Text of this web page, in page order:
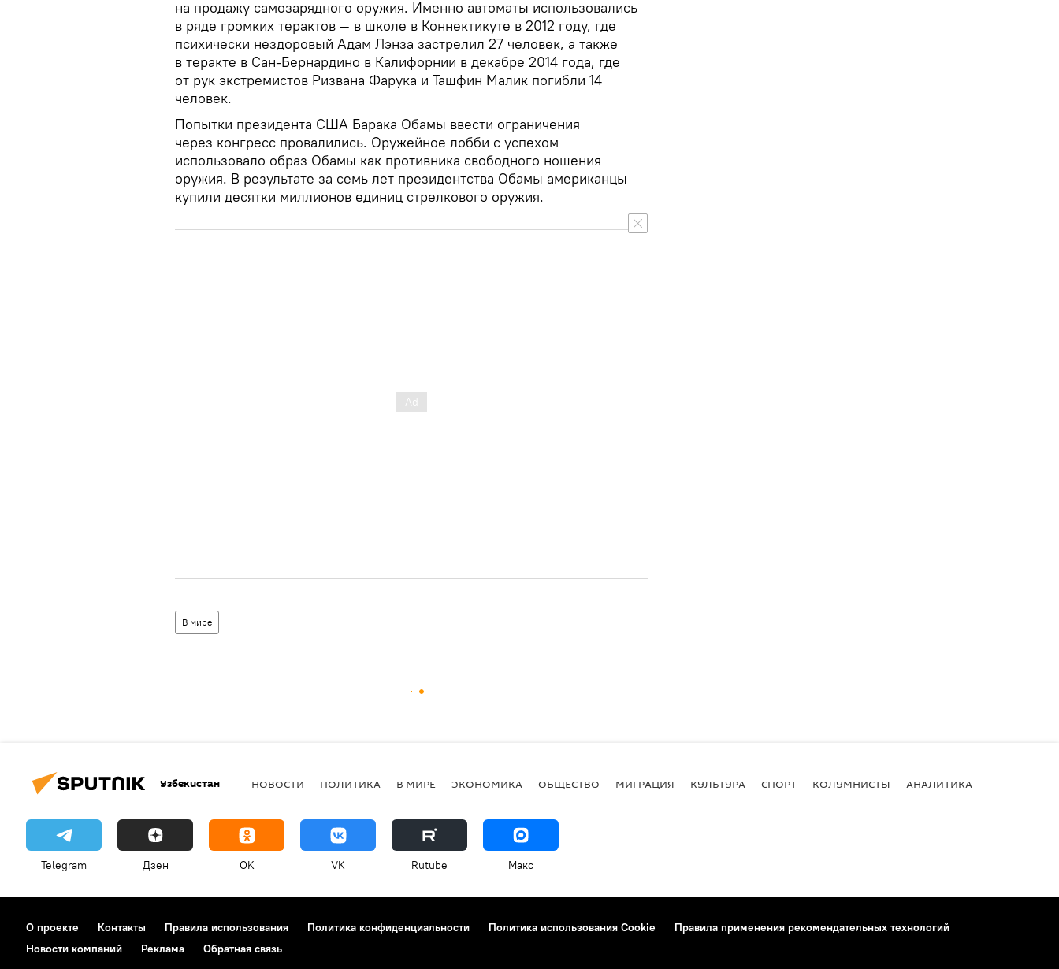
на продажу самозарядного оружия. Именно автоматы использовались
в ряде громких терактов — в школе в Коннектикуте в 2012 году, где
психически нездоровый Адам Лэнза застрелил 27 человек, а также
в теракте в Сан-Бернардино в Калифорнии в декабре 2014 года, где
от рук экстремистов Ризвана Фарука и Ташфин Малик погибли 14
человек.
Попытки президента США Барака Обамы ввести ограничения
через конгресс провалились. Оружейное лобби с успехом
использовало образ Обамы как противника свободного ношения
оружия. В результате за семь лет президентства Обамы американцы
купили десятки миллионов единиц стрелкового оружия.
В мире
Узбекистан НОВОСТИ ПОЛИТИКА В МИРЕ ЭКОНОМИКА ОБЩЕСТВО МИГРАЦИЯ КУЛЬТУРА СПОРТ КОЛУМНИСТЫ АНАЛИТИКА
Telegram Дзен OK VK Rutube Макс
О проекте Контакты Правила использования Политика конфиденциальности Политика использования Cookie
Правила применения рекомендательных технологий
Новости компаний
Реклама Обратная связь